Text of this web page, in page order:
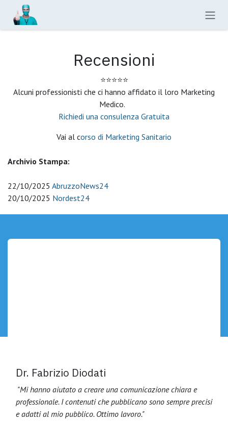
Passa al contenuto
Recensioni
⭐️⭐️⭐️⭐️⭐️
Alcuni professionisti che ci hanno affidato il loro Marketing
Medico.
Richiedi una consulenza Gratuita
Vai al corso di Marketing Sanitario
Archivio Stampa:
22/10/2025 AbruzzoNews24
20/10/2025 Nordest24
Dr. Fabrizio Diodati
"Mi hanno aiutato a creare una comunicazione chiara e
professionale. I contenuti che pubblicano sono sempre precisi
e adatti al mio pubblico. Ottimo lavoro."